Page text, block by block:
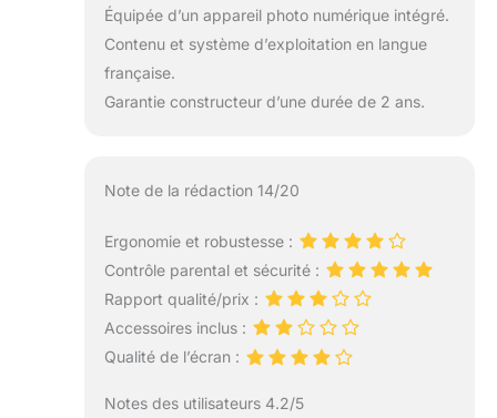
Équipée d’un appareil photo numérique intégré.
Contenu et système d’exploitation en langue
française.
Garantie constructeur d’une durée de 2 ans.
Note de la rédaction 14/20
Ergonomie et robustesse :
Contrôle parental et sécurité :
Rapport qualité/prix :
Accessoires inclus :
Qualité de l’écran :
Notes des utilisateurs 4.2/5